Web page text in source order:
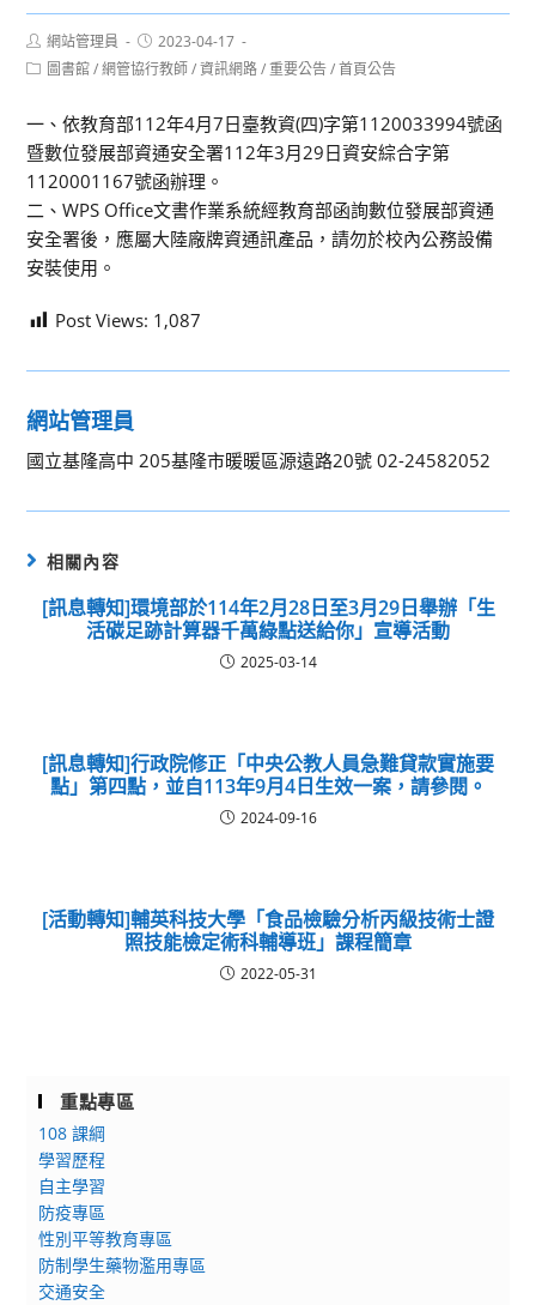
Post
author:
網站管理員
Post
published:
2023-04-17
Post圖書館 / 網管協行教師 / 資訊網路 / 重要公告 / 首頁公告
一、依教育部112年4月7日臺教資(四)字第1120033994號函
暨數位發展部資通安全署112年3月29日資安綜合字第
1120001167號函辦理。
二、WPS Office文書作業系統經教育部函詢數位發展部資通
安全署後，應屬大陸廠牌資通訊產品，請勿於校內公務設備
安裝使用。
Post Views: 1,087
網站管理員
國立基隆高中 205基隆市暖暖區源遠路20號 02-24582052
相關內容
[訊息轉知]環境部於114年2月28日至3月29日舉辦「生
活碳足跡計算器千萬綠點送給你」宣導活動
2025-03-14
[訊息轉知]行政院修正「中央公教人員急難貸款實施要
點」第四點，並自113年9月4日生效一案，請參閱。
2024-09-16
[活動轉知]輔英科技大學「食品檢驗分析丙級技術士證
照技能檢定術科輔導班」課程簡章
2022-05-31
重點專區
108 課綱
學習歷程
自主學習
防疫專區
性別平等教育專區
防制學生藥物濫用專區
交通安全